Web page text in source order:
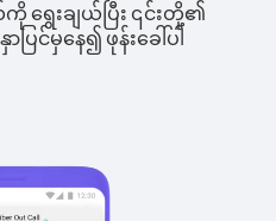
ေးချယ်ပြီး ၎င်းတို့၏
င်မှနေ၍ ဖုန်းခေါ်ပါ